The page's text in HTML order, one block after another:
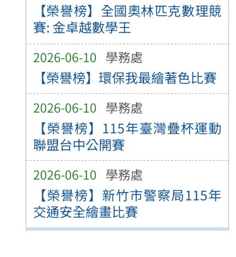
【榮譽榜】全國奧林匹克數理競
賽: 金卓越數學王
2026-06-10 學務處
【榮譽榜】環保我最繪著色比賽
2026-06-10 學務處
【榮譽榜】115年臺灣疊杯運動
聯盟台中公開賽
2026-06-10 學務處
【榮譽榜】新竹市警察局115年
交通安全繪畫比賽